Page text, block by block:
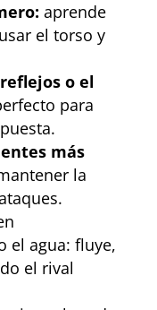
aprende
el torso y
o el
para
más
la
el agua: fluye,
el rival